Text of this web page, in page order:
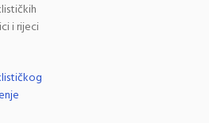
i rijeci